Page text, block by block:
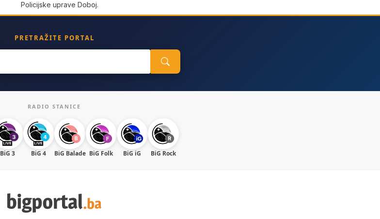
Policijske uprave Doboj.
PRETRAŽITE PORTAL
RADIO STANICE
BiG 3 BiG 4 BiG Balade BiG Folk BiG iG BiG Rock